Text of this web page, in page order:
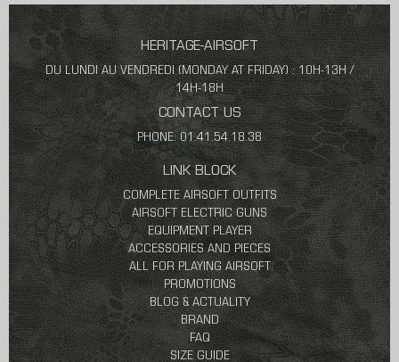
HERITAGE-AIRSOFT
DU LUNDI AU VENDREDI (MONDAY AT FRIDAY) : 10H-13H /
14H-18H
CONTACT US
PHONE: 01.41.54.18.38
LINK BLOCK
COMPLETE AIRSOFT OUTFITS
AIRSOFT ELECTRIC GUNS
EQUIPMENT PLAYER
ACCESSORIES AND PIECES
ALL FOR PLAYING AIRSOFT
PROMOTIONS
BLOG & ACTUALITY
BRAND
FAQ
SIZE GUIDE